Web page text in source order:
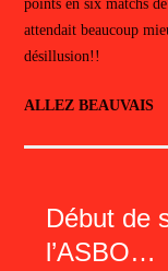
attendait beaucoup
désillusion!!
ALLEZ BEAUVAIS
Début de
l’ASBO…